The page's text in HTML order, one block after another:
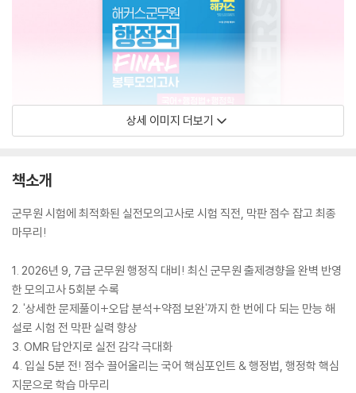
상세 이미지 더보기
책소개
군무원 시험에 최적화된 실전모의고사로 시험 직전, 막판 점수 잡고 최종
마무리!
1. 2026년 9, 7급 군무원 행정직 대비! 최신 군무원 출제경향을 완벽 반영
한 모의고사 5회분 수록
2. '상세한 문제풀이+오답 분석+약점 보완'까지 한 번에 다 되는 만능 해
설로 시험 전 막판 실력 향상
3. OMR 답안지로 실전 감각 극대화
4. 입실 5분 전! 점수 끌어올리는 국어 핵심포인트 & 행정법, 행정학 핵심
지문으로 학습 마무리